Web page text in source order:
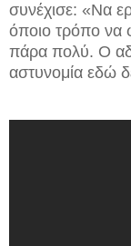
συνέχισε: «Να
όποιο τρόπο να
πάρα πολύ. Ο
αστυνομία εδώ